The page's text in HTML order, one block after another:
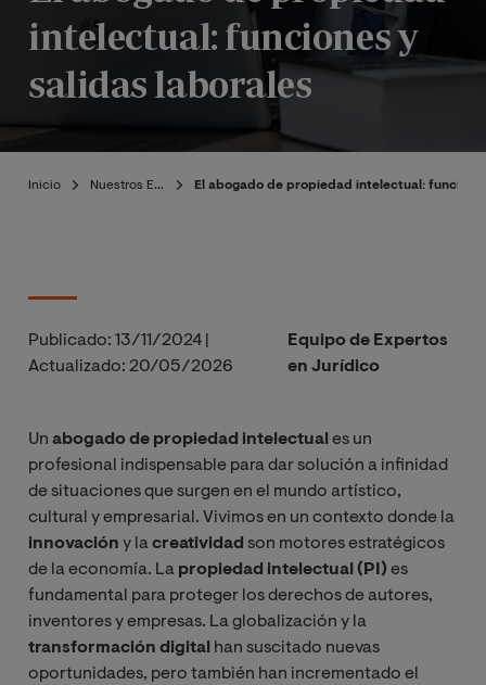
intelectual: funciones y
salidas laborales
Inicio Nuestros Expertos El abogado de propiedad intelectual:
Publicado: 13/11/2024
Actualizado: 20/05/2026
Equipo de Expertos
en Jurídico
Un abogado de propiedad intelectual es un
profesional indispensable para dar solución a infinidad
de situaciones que surgen en el mundo artístico,
cultural y empresarial. Vivimos en un contexto donde la
innovación y lacreatividad son motores estratégicos
de la economía. La propiedad intelectual (PI) es
fundamental para proteger los derechos de autores,
inventores y empresas. La globalización y la
transformación digital han suscitado nuevas
oportunidades, pero también han incrementado el